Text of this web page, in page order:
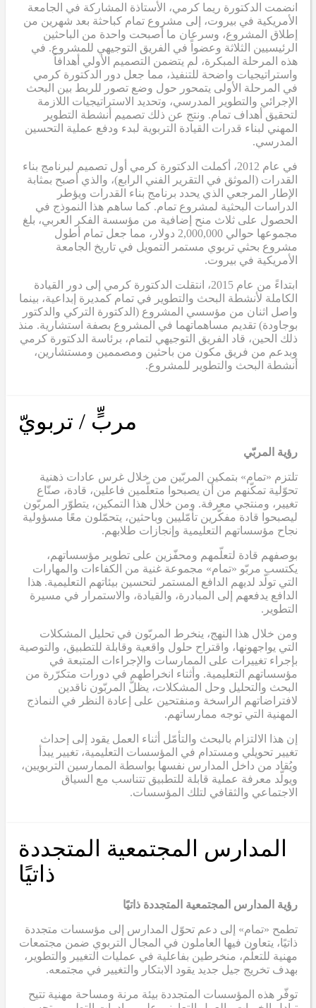
انضمت الدكتورة ريما كرمي، الأستاذة المشاركة في الجامعة
الأمريكية في بيروت، إلى مشروع تمام كباحثة بعد شهرين من
إطلاق المشروع، وسرعان ما أصبحت واحدة من الباحثين
الرئيسيين الثلاثة وعضواً في الفريق التوجيهي للمشروع. في
هذه المرحلة المبكرة، لم يتضمن التصميم الأولي أهدافاً
واستراتيجيات واضحة للتنفيذ، مما جعل دور الدكتورة كرمي
في المرحلة الأولى يتمحور حول وضع تصور للربط بين البحث
الإجرائي والتطوير المدرسي، وتحديد الاستراتيجيات اللازمة
لتحقيق أهداف تمام. ونتج عن ذلك تصميم أنشطة التطوير
المهني لبناء قدرات القيادة التربوية لبدء ودفع عملية التحسين
المدرسي.
في عام 2012، أكملت الدكتورة كرمي أول تصميم لبرنامج بناء
القدرات (الموثق في التقرير الفني الرابع)، والذي أصبح بمثابة
الإطار المرجعي الذي يحدد برنامج بناء القدرات ويؤطر
الدراسات البحثية لمشروع تمام. كما ساهم هذا النموذج في
الحصول على ثلاث منح إضافية من مؤسسة الفكر العربي، بلغ
مجموعها حوالي 2,000,000 دولار، مما جعل تمام أطول
مشروع بحثي تربوي مستمر التمويل في تاريخ الجامعة
الأمريكية في بيروت.
ابتداءً من عام 2015، انتقلت الدكتورة كرمي إلى دور القيادة
الكاملة لأنشطة البحث والتطوير في تمام كمديرة إبداعية، بينما
واصل اثنان من مؤسسي المشروع (الدكتورة التركي والدكتور
بوجاودة) تقديم مساهماتهما في المشروع بصفة استشارية. منذ
ذلك الحين، قاد الفريق التوجيهي لتمام، برئاسة الدكتورة كرمي
وبدعم من فريق مكون من باحثين ومصممين ومستشارين،
أنشطة البحث والتطوير للمشروع.
مربٍّ / تربويّ
رؤية المربّي
تلتزم «تمام» بتمكين المربّين من خلال غرس عادات ذهنية
تحوّلية تمكّنهم من أن يصبحوا متعلّمين فاعلين، قادة، صنّاع
تغيير، ومنتجي معرفة. ومن خلال هذا التمكين، يتطوّر المربّون
ليصبحوا قادة مفكّرين تأمّليين وباحثين، يتحمّلون معًا مسؤولية
نجاح مؤسساتهم التعليمية وإنجازات طلابهم.
بوصفهم قادة لتعلّمهم ومحفّزين على تطوير مؤسساتهم،
يكتسب مربّو «تمام» مجموعة غنية من الكفاءات والمهارات
التي تولّد لديهم الدافع المستمر لتحسين بيئاتهم التعليمية. هذا
الدافع يدفعهم إلى المبادرة، والقيادة، والاستمرار في مسيرة
التطوير.
ومن خلال هذا النهج، ينخرط المربّون في تحليل المشكلات
التي يواجهونها، واقتراح حلول واقعية وقابلة للتطبيق، والتوصية
بإجراء تغييرات على الممارسات والإجراءات المتبعة في
مؤسساتهم التعليمية. وأثناء انخراطهم في دورات متكرّرة من
البحث والتحليل وحل المشكلات، يظلّ المربّون ناقدين
لافتراضاتهم الراسخة ومنفتحين على إعادة النظر في النماذج
المهنية التي توجه ممارساتهم.
إن هذا الالتزام بالبحث والتأمّل أثناء العمل يقود إلى إحداث
تغيير تحويلي ومستدام في المؤسسات التعليمية، تغيير يبدأ
ويُقاد من داخل المدارس نفسها بواسطة الممارسين التربويين،
ويولّد معرفة عملية قابلة للتطبيق تتناسب مع السياق
الاجتماعي والثقافي لتلك المؤسسات.
المدارس المجتمعية المتجددة
ذاتيًا
رؤية المدارس المجتمعية المتجددة ذاتيًا
تطمح «تمام» إلى دعم تحوّل المدارس إلى مؤسسات متجددة
ذاتيًا، يتعاون فيها العاملون في المجال التربوي ضمن مجتمعات
مهنية للتعلّم، منخرطين بفاعلية في عمليات التغيير والتطوير،
بهدف تخريج جيل جديد يقود الابتكار والتغيير في مجتمعه.
توفّر هذه المؤسسات المتجددة بيئة مرنة ومساحة مهنية تتيح